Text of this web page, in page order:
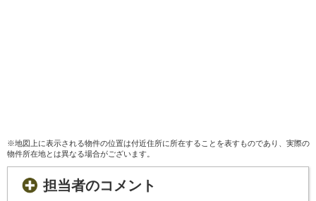
※地図上に表示される物件の位置は付近住所に所在することを表すものであり、実際の
物件所在地とは異なる場合がございます。
担当者のコメント